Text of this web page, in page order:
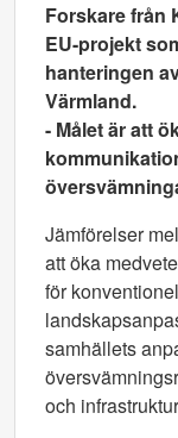
Forskare från
EU-projekt
hanteringen
Värmland.
- Målet är att
Jämförelser
att öka
för
samhällets
och